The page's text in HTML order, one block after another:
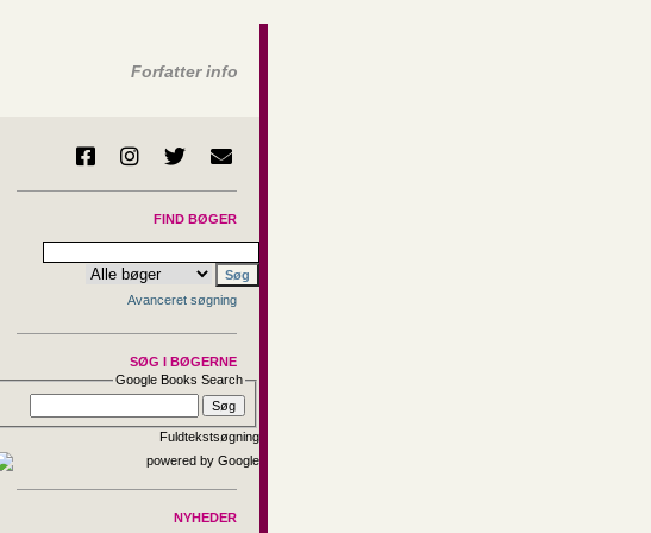
Forfatter info
FIND BØGER
Avanceret søgning
SØG I BØGERNE
Google Books Search
Fuldtekstsøgning
NYHEDER